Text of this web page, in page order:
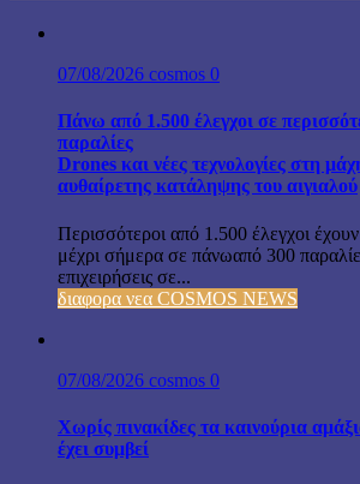
07/08/2026 cosmos 0
Πάνω από 1.500 έλεγχοι σε
παραλίες
Drones και νέες τεχνολογίες στη
αυθαίρετης κατάληψης του αιγιαλού
Περισσότεροι από 1.500 έλεγχοι
μέχρι σήμερα σε πάνωαπό 300
επιχειρήσεις σε...
διαφορα νεα COSMOS NEWS
07/08/2026 cosmos 0
Χωρίς πινακίδες τα καινούρια
έχει συμβεί